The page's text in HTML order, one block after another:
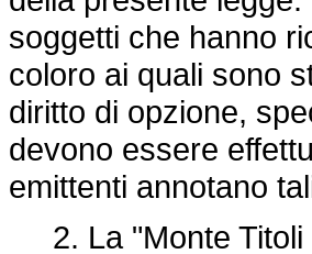
soggetti che hanno
coloro ai quali sono
diritto di opzione,
devono essere
emittenti annotano
2. La "Monte Titoli